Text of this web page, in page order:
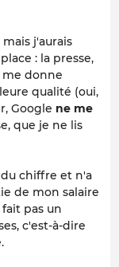
j'aurais
: la presse,
me donne
qualité (oui,
Google ne me
que je ne lis
du chiffre et n'a
de mon salaire
pas un
c'est-à-dire